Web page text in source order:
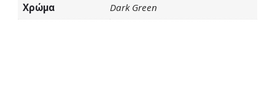
Χρώμα
Dark Green